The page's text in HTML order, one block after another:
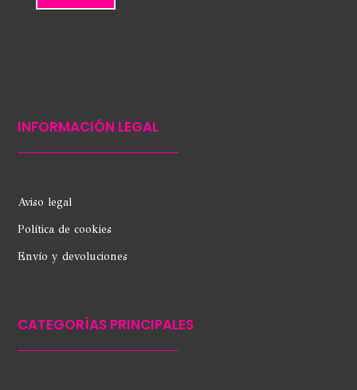
INFORMACIÓN LEGAL
Aviso legal
Política de cookies
Envío y devoluciones
CATEGORÍAS PRINCIPALES